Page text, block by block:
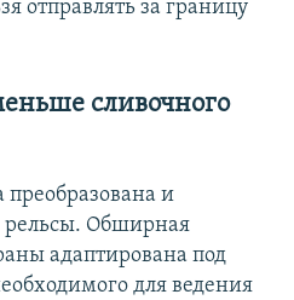
отправлять за границу
сливочного
и
рельсы. Обширная
адаптирована под
для ведения